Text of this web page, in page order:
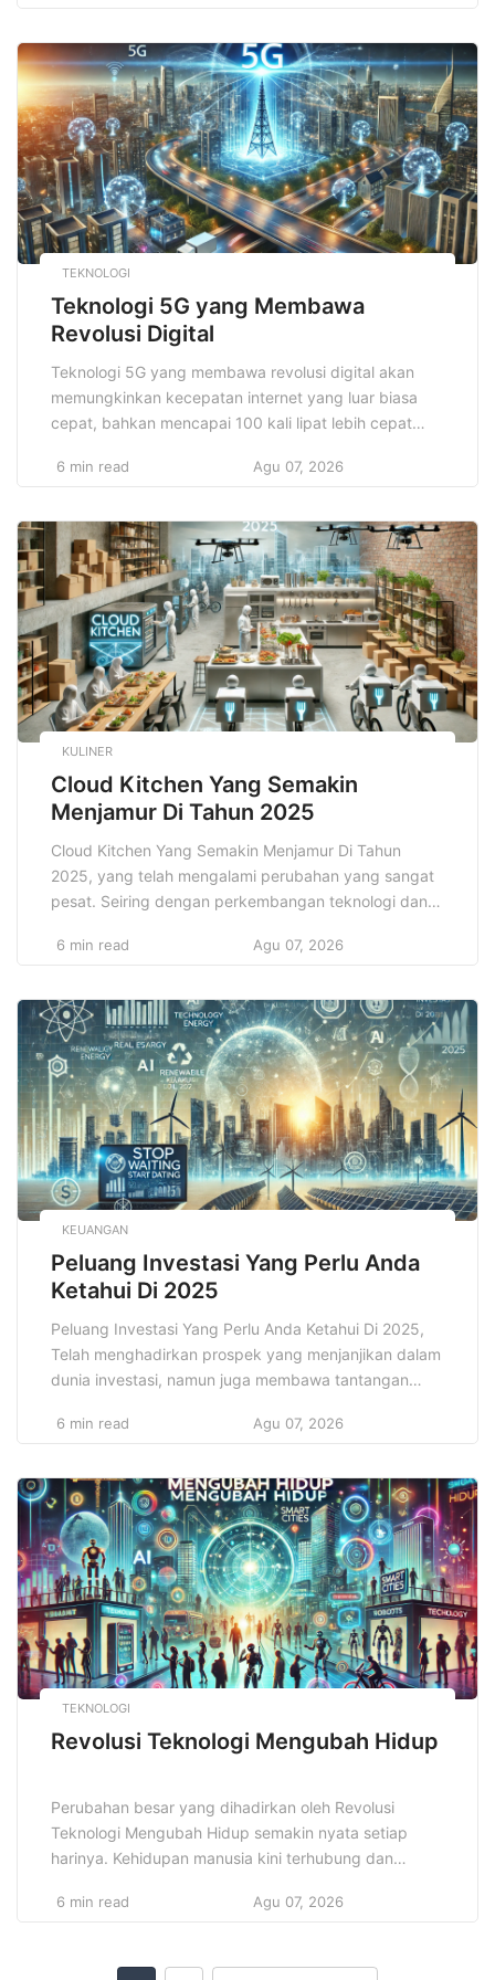
memerlukan lebih dari sekadar hasrat untuk
bepergian. Anda membutuhkan strategi yang jelas,
konsistensi, dan pemahaman […]
TEKNOLOGI
Teknologi 5G yang Membawa
Revolusi Digital
Teknologi 5G yang membawa revolusi digital akan
memungkinkan kecepatan internet yang luar biasa
cepat, bahkan mencapai 100 kali lipat lebih cepat
teknologi ini juga membuka pintu untuk
waktu nyata, seperti kendaraan otonom, operasi
medis jarak jauh, dan perangkat pintar yang
terhubung. Kecepatan tinggi […]
6 min read Agu 07, 2026
KULINER
Cloud Kitchen Yang Semakin
Menjamur Di Tahun 2025
Cloud Kitchen Yang Semakin Menjamur Di Tahun
2025, yang telah mengalami perubahan yang sangat
pesat. Seiring dengan perkembangan teknologi dan
fenomena yang semakin menonjol dalam sektor ini
juga dikenal sebagai dapur virtual, ghost kitchen, atau
dark kitchen. Cloud Kitchen merupakan konsep bisnis
kuliner […]
6 min read Agu 07, 2026
KEUANGAN
Peluang Investasi Yang Perlu Anda
Ketahui Di 2025
Peluang Investasi Yang Perlu Anda Ketahui Di 2025,
Telah menghadirkan prospek yang menjanjikan dalam
dunia investasi, namun juga membawa tantangan
investor, baik yang sudah berpengalaman maupun
ini menjadi titik balik yang penuh potensi untuk meraih
keuntungan yang signifikan. Namun, di […]
6 min read Agu 07, 2026
TEKNOLOGI
Revolusi Teknologi Mengubah Hidup
Perubahan besar yang dihadirkan oleh Revolusi
Teknologi Mengubah Hidup semakin nyata setiap
harinya. Kehidupan manusia kini terhubung dan
dengan cepat. Dampak teknologi tidak hanya
6 min read Agu 07, 2026